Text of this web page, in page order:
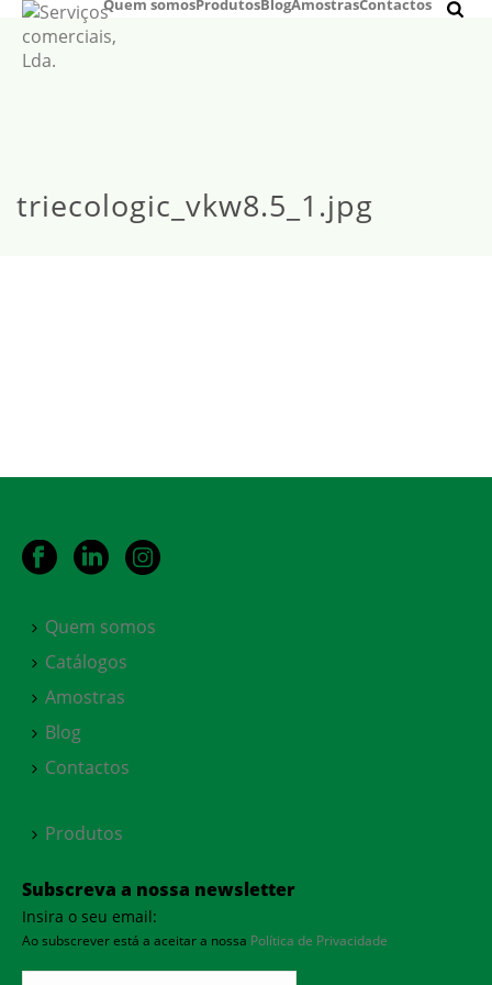
Quem somosProdutosBlogAmostrasContactos
triecologic_vkw8.5_1.jpg
Quem somos
Catálogos
Amostras
Blog
Contactos
Produtos
Subscreva a nossa newsletter
Insira o seu email:
Ao subscrever está a aceitar a nossa Política de Privacidade